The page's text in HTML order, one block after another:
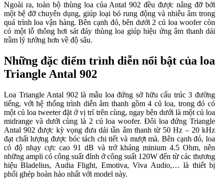
Ngoài ra, toàn bộ thùng loa của Antal 902 đều được nâng đỡ bởi
một bệ đỡ chuyên dụng, giúp loại bỏ rung động và nhiễu âm trong
quá trình loa vận hàng. Bên cạnh đó, bên dưới 2 củ loa woofer còn
có một lỗ thông hơi sát đáy thùng loa giúp hiệu ứng âm thanh dải
trầm lý tưởng hơn về độ sâu.
Những đặc điểm trình diễn nổi bật của loa
Triangle Antal 902
Loa Triangle Antal 902 là mẫu loa đứng sở hữu cấu trúc 3 đường
tiếng, với hệ thống trình diễn âm thanh gồm 4 củ loa, trong đó có
một củ loa tweeter đặt ở vị trí trên cùng, ngay bên dưới là một củ loa
midrange và dưới cùng là 2 củ loa woofer. Đôi loa đứng Triangle
Antal 902 được kỳ vọng đưa dải tần âm thanh từ 50 Hz – 20 kHz
đạt chất lượng được bóc tách chi tiết và mượt mà. Bên cạnh đó, loa
có độ nhạy cực cao 91 dB và trở kháng minium 4.5 Ohm, nên
những ampli có công suất đỉnh ở công suất 120W đến từ các thương
hiệu Bladelius, Audia Flight, Emotiva, Viva Audio,… là thiết bị
phối ghép hoàn hảo nhất với model này.